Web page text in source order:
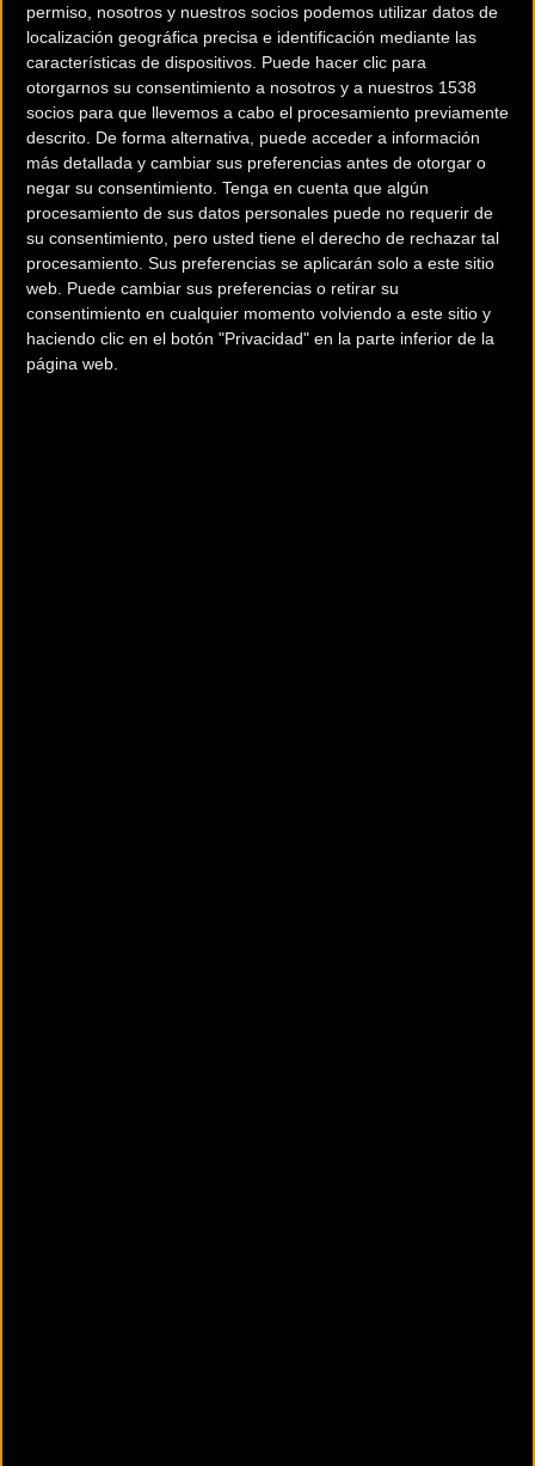
permiso, nosotros y nuestros socios podemos utilizar datos de
localización geográfica precisa e identificación mediante las
características de dispositivos. Puede hacer clic para
otorgarnos su consentimiento a nosotros y a nuestros 1538
socios para que llevemos a cabo el procesamiento previamente
descrito. De forma alternativa, puede acceder a información
más detallada y cambiar sus preferencias antes de otorgar o
negar su consentimiento. Tenga en cuenta que algún
procesamiento de sus datos personales puede no requerir de
su consentimiento, pero usted tiene el derecho de rechazar tal
procesamiento. Sus preferencias se aplicarán solo a este sitio
web. Puede cambiar sus preferencias o retirar su
consentimiento en cualquier momento volviendo a este sitio y
haciendo clic en el botón "Privacidad" en la parte inferior de la
página web.
Thibau Nys: “Me siento honrado de
formar parte de Trek-Segafredo. Creo
que este es el paso correcto en el
momento correcto para ponerme en el
nivel más alto. Correr en el WorldTour en
la carretera siempre ha sido un sueño y
darse cuenta de que en una bicicleta
Trek lo hace aún más especial. De esta
manera, puedo combinar las carreras de
carretera al más alto nivel con las
carreras de ciclocross al más alto nivel en
Baloise Trek Lions”.